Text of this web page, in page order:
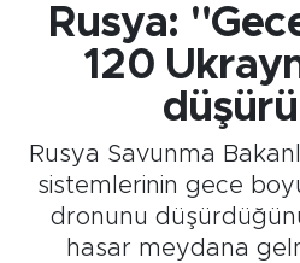
Rusya:
120
Rusya Savunma
sistemlerinin gece
dronunu
hasar meydana
Gündem
Eskişehirspor
Spor
Sağlık
Eskişehir Trafik
Süper Lig Puan
Tüm Manşetler
Son Dakika Haberleri